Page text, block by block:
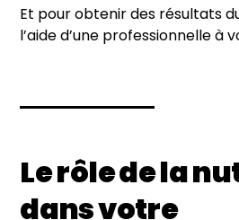
Et pour obtenir des résultats
l’aide d’une professionnelle à
Le rôle de la
dans votre